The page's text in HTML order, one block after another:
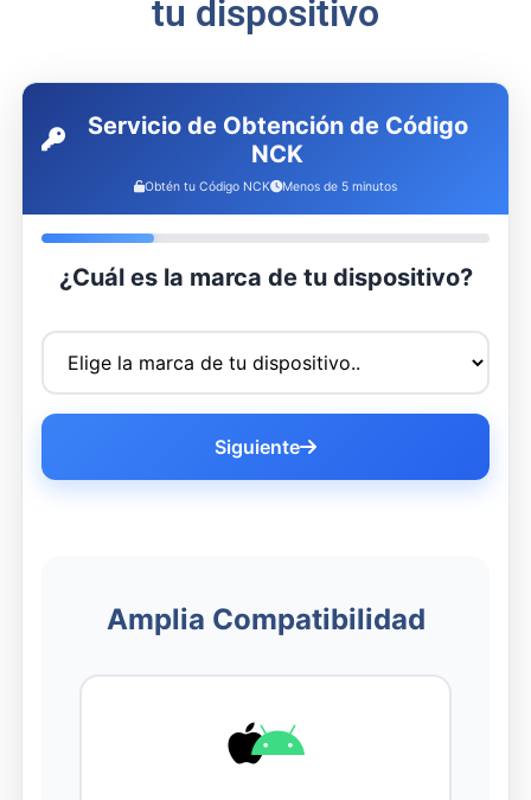
tu dispositivo
Servicio de Obtención de Código
NCK
Obtén tu Código NCK Menos de 5 minutos
¿Cuál es la marca de tu dispositivo?
Siguiente
Amplia Compatibilidad